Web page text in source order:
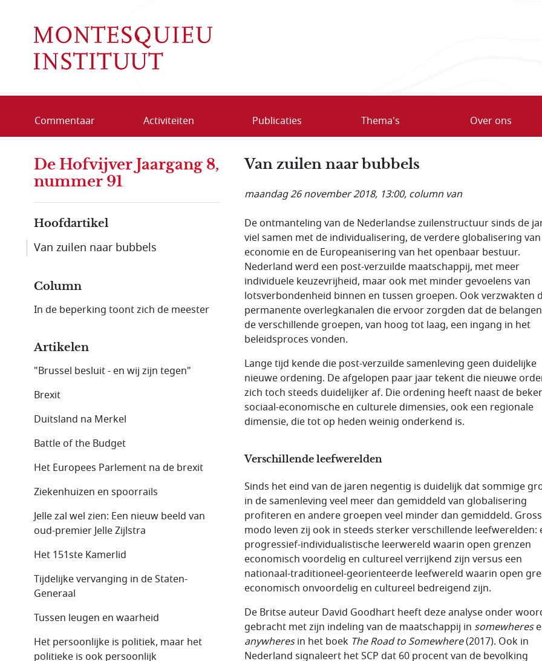
Commentaar Activiteiten Publicaties Thema's Over ons
Van zuilen naar bubbels
maandag 26 november 2018, 13:00, column van
De ontmanteling van de Nederlandse zuilenstructuur sinds de
viel samen met de individualisering, de verdere globalisering
economie en de Europeanisering van het openbaar bestuur.
Nederland werd een post-verzuilde maatschappij, met meer
individuele keuzevrijheid, maar ook met minder gevoelens van
lotsverbondenheid binnen en tussen groepen. Ook verzwakten
permanente overlegkanalen die ervoor zorgden dat de
de verschillende groepen, van hoog tot laag, een ingang in het
beleidsproces vonden.
Lange tijd kende die post-verzuilde samenleving geen duidelijke
nieuwe ordening. De afgelopen paar jaar tekent die nieuwe
zich toch steeds duidelijker af. Die ordening heeft naast de
sociaal-economische en culturele dimensies, ook een regionale
dimensie, die tot op heden weinig onderkend is.
Verschillende leefwerelden
Sinds het eind van de jaren negentig is duidelijk dat sommige
in de samenleving veel meer dan gemiddeld van globalisering
profiteren en andere groepen veel minder dan gemiddeld.
modo leven zij ook in steeds sterker verschillende leefwerelden:
progressief-individualistische leerwereld waarin open grenzen
economisch voordelig en cultureel verrijkend zijn versus een
nationaal-traditioneel-georienteerde leefwereld waarin open
economisch onvoordelig en cultureel bedreigend zijn.
De Britse auteur David Goodhart heeft deze analyse onder
gebracht met zijn indeling van de maatschappij in somewheres
anywheresin het boek The Road to Somewhere(2017). Ook in
Nederland signaleert het SCP dat 60 procent van de bevolking
De Hofvijver Jaargang 8,
nummer 91
Hoofdartikel
Van zuilen naar bubbels
Column
In de beperking toont zich de meester
Artikelen
"Brussel besluit - en wij zijn tegen"
Brexit
Duitsland na Merkel
Battle of the Budget
Het Europees Parlement na de brexit
Ziekenhuizen en spoorrails
Jelle zal wel zien: Een nieuw beeld van
oud-premier Jelle Zijlstra
Het 151ste Kamerlid
Tijdelijke vervanging in de Staten-
Generaal
Tussen leugen en waarheid
Het persoonlijke is politiek, maar het
politieke is ook persoonlijk